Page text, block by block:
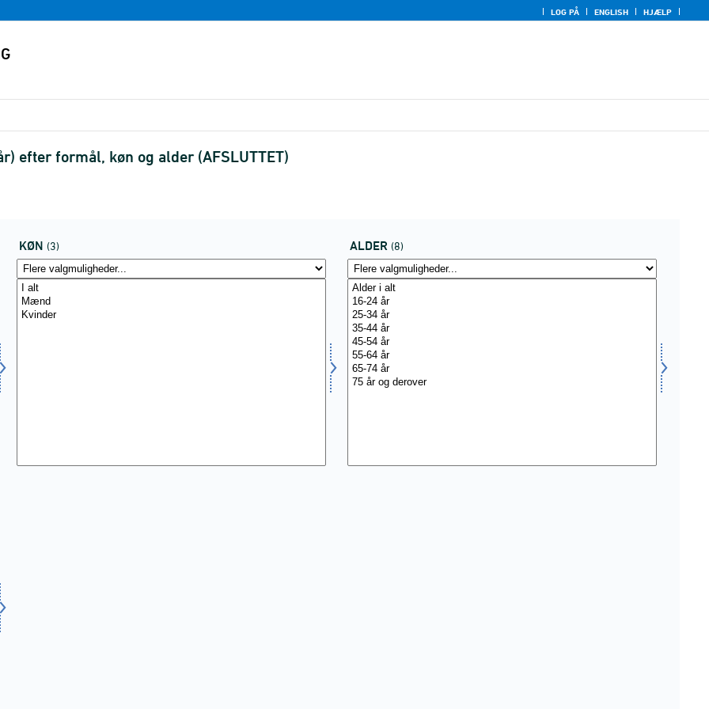
LOG PÅ ENGLISH HJÆLP
efter formål, køn og alder (AFSLUTTET)
KØN (3) ALDER (8)